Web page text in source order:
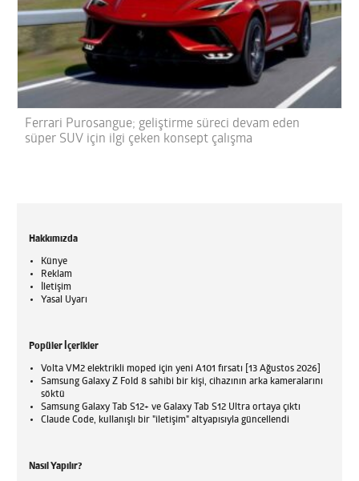
Ferrari Purosangue; geliştirme süreci devam eden
süper SUV için ilgi çeken konsept çalışma
Hakkımızda
Künye
Reklam
İletişim
Yasal Uyarı
Popüler İçerikler
Volta VM2 elektrikli moped için yeni A101 fırsatı [13 Ağustos 2026]
Samsung Galaxy Z Fold 8 sahibi bir kişi, cihazının arka kameralarını
söktü
Samsung Galaxy Tab S12+ ve Galaxy Tab S12 Ultra ortaya çıktı
Claude Code, kullanışlı bir "iletişim" altyapısıyla güncellendi
Nasıl Yapılır?